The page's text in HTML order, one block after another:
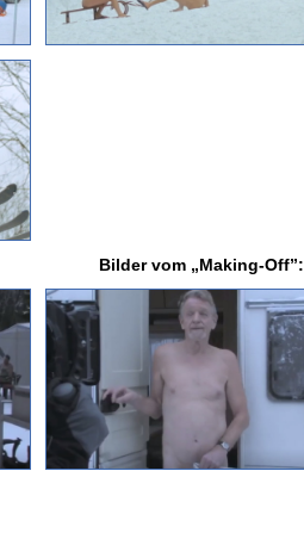
Bilder vom „Making-Off”: